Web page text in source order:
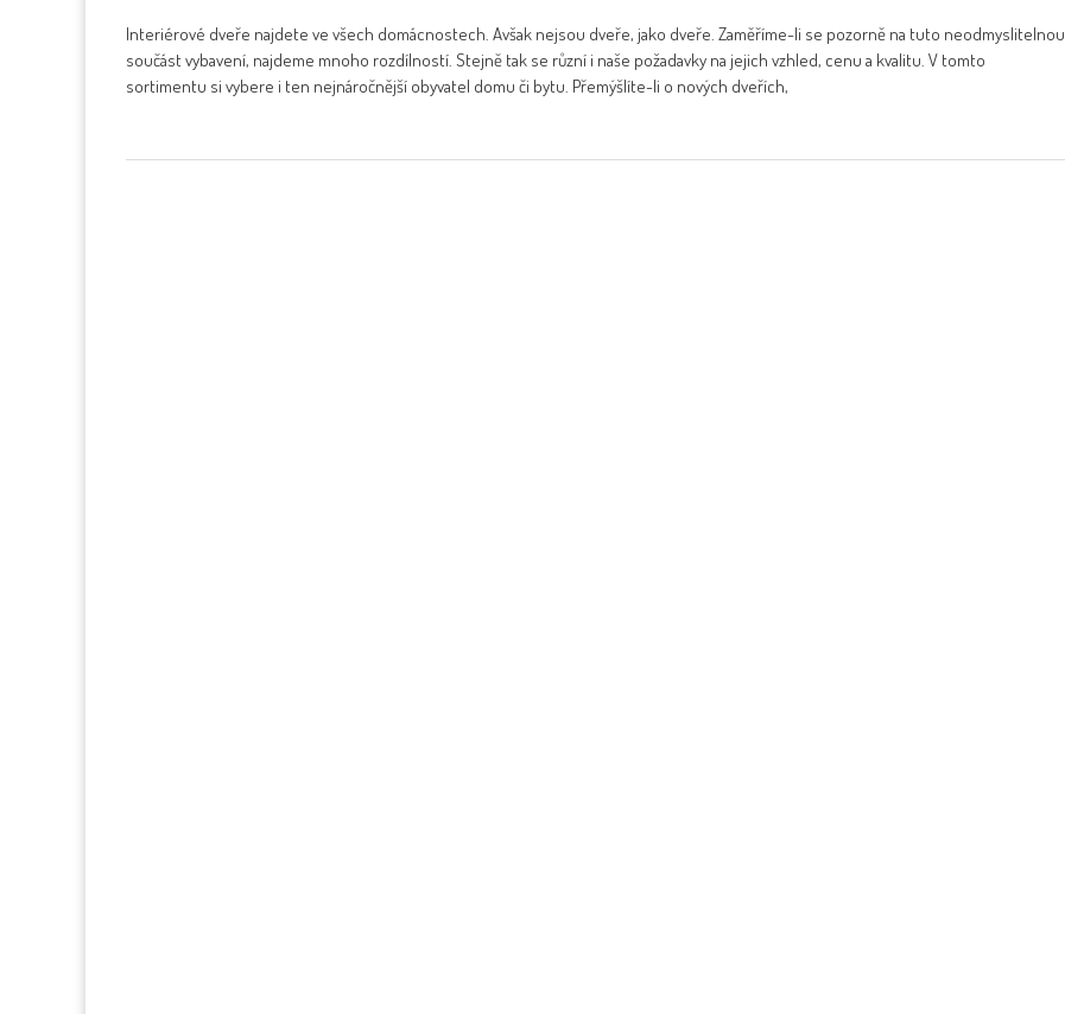
Interiérové dveře najdete ve všech domácnostech. Avšak nejsou dveře, jako dveře. Zaměříme-li se pozorně na tuto neodmyslitelnou
součást vybavení, najdeme mnoho rozdílností. Stejně tak se různí i naše požadavky na jejich vzhled, cenu a kvalitu. V tomto
sortimentu si vybere i ten nejnáročnější obyvatel domu či bytu. Přemýšlíte-li o nových dveřích,